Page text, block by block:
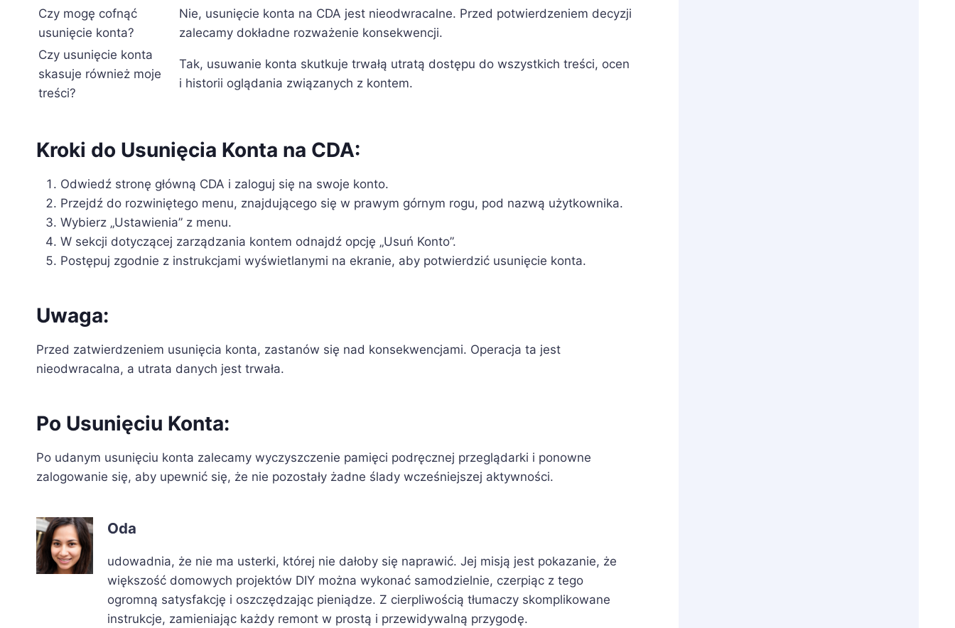
Czy mogę cofnąć
usunięcie konta?
Nie, usunięcie konta na CDA jest nieodwracalne. Przed potwierdzeniem decyzji
zalecamy dokładne rozważenie konsekwencji.
Czy usunięcie konta
skasuje również moje
treści?
Tak, usuwanie konta skutkuje trwałą utratą dostępu do wszystkich treści, ocen
i historii oglądania związanych z kontem.
Kroki do Usunięcia Konta na CDA:
Odwiedź stronę główną CDA i zaloguj się na swoje konto.
Przejdź do rozwiniętego menu, znajdującego się w prawym górnym rogu, pod nazwą użytkownika.
Wybierz „Ustawienia” z menu.
W sekcji dotyczącej zarządzania kontem odnajdź opcję „Usuń Konto”.
Postępuj zgodnie z instrukcjami wyświetlanymi na ekranie, aby potwierdzić usunięcie konta.
Uwaga:
Przed zatwierdzeniem usunięcia konta, zastanów się nad konsekwencjami. Operacja ta jest
nieodwracalna, a utrata danych jest trwała.
Po Usunięciu Konta:
Po udanym usunięciu konta zalecamy wyczyszczenie pamięci podręcznej przeglądarki i ponowne
zalogowanie się, aby upewnić się, że nie pozostały żadne ślady wcześniejszej aktywności.
Oda
udowadnia, że nie ma usterki, której nie dałoby się naprawić. Jej misją jest pokazanie, że
większość domowych projektów DIY można wykonać samodzielnie, czerpiąc z tego
ogromną satysfakcję i oszczędzając pieniądze. Z cierpliwością tłumaczy skomplikowane
instrukcje, zamieniając każdy remont w prostą i przewidywalną przygodę.